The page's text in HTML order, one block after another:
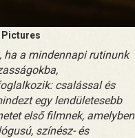
Pictures
ha a mindennapi rutinunk
csalással és
egy lendületesebb
első filmnek, amelyben
színész- és